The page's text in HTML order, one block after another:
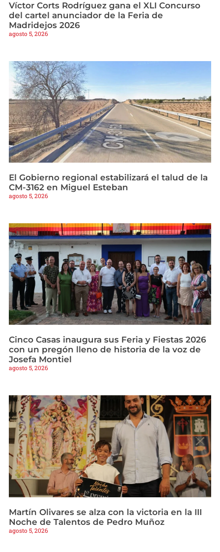
Víctor Corts Rodríguez gana el XLI Concurso
del cartel anunciador de la Feria de
Madridejos 2026
agosto 5, 2026
El Gobierno regional estabilizará el talud de la
CM-3162 en Miguel Esteban
agosto 5, 2026
Cinco Casas inaugura sus Feria y Fiestas 2026
con un pregón lleno de historia de la voz de
Josefa Montiel
agosto 5, 2026
Martín Olivares se alza con la victoria en la III
Noche de Talentos de Pedro Muñoz
agosto 5, 2026